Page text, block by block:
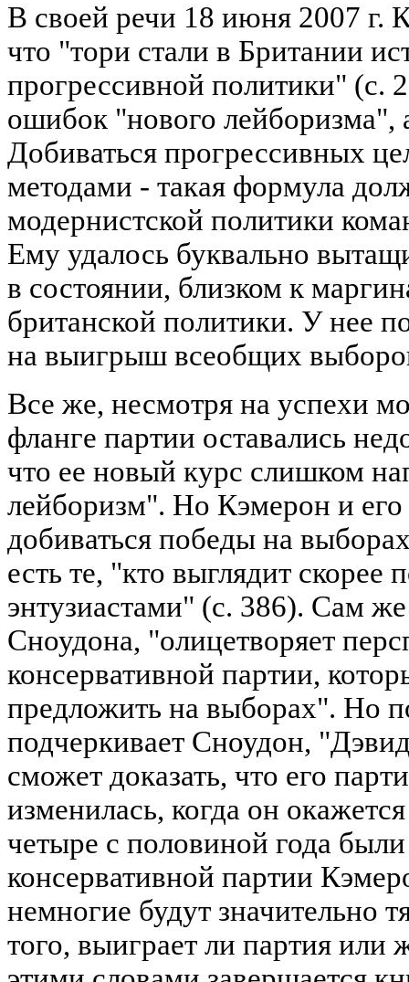
В своей речи 18 июня 2007 г.
что "тори стали в Британии
прогрессивной политики" (с.
ошибок "нового лейборизма",
Добиваться прогрессивных
методами - такая формула
модернистской политики
Ему удалось буквально
в состоянии, близком к
британской политики. У нее
на выигрыш всеобщих
Все же, несмотря на успехи
фланге партии оставались
что ее новый курс слишком
лейборизм". Но Кэмерон и его
добиваться победы на
есть те, "кто выглядит скорее
энтузиастами" (с. 386). Сам
Сноудона, "олицетворяет
консервативной партии,
предложить на выборах". Но
подчеркивает Сноудон,
сможет доказать, что его
изменилась, когда он
четыре с половиной года
консервативной партии
немногие будут значительно
того, выиграет ли партия или